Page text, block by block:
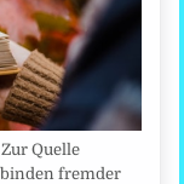
Quelle
fremder